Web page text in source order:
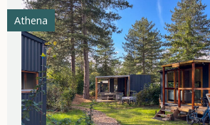
Athena